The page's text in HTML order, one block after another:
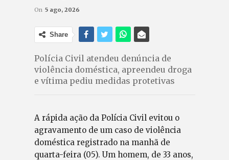
On 5 ago, 2026
Share
Polícia Civil atendeu denúncia de
violência doméstica, apreendeu droga
e vítima pediu medidas protetivas
A rápida ação da Polícia Civil evitou o
agravamento de um caso de violência
doméstica registrado na manhã de
quarta-feira (05). Um homem, de 33 anos,